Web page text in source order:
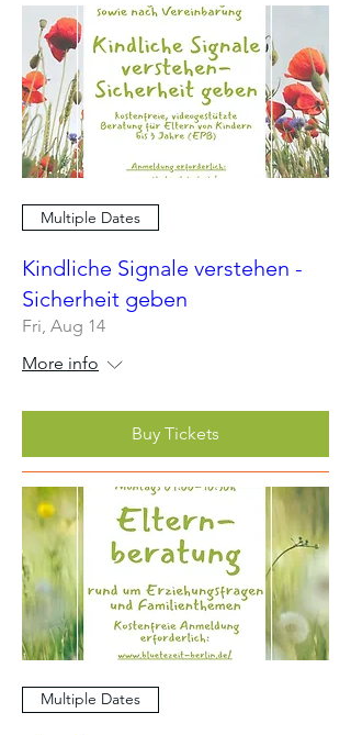
Multiple Dates
Kindliche Signale verstehen -
Sicherheit geben
Fri, Aug 14
More info
Buy Tickets
Multiple Dates